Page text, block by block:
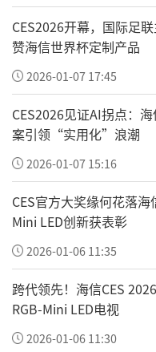
广东增速5%、江
8%、河南3.8%、
3.8%。
一个意义重大的趋
地位，越来越重要了
都知道长三角很强
今天这般独挑大梁。
之前京津冀、长三
最顶级的城市群，
四极，希冀带动内
调发展。
CES2026开幕，国际足
赞海信世界杯定制产品
2026-01-07 17:45
CES2026见证AI拐点：
案引领“实用化”浪潮
2026-01-07 15:16
CES官方大奖缘何花落海
Mini LED创新获表彰
2026-01-06 11:35
跨代领先！海信CES
RGB-Mini LED电视
2026-01-06 11:30